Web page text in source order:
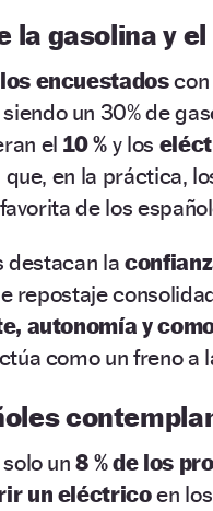
la gasolina y
los encuestadoscon
siendo un 30% de
el 10 % y los
en la práctica,
de los
destacan la
repostaje
autonomía y
como un freno a
un8 % de los
un eléctricoen